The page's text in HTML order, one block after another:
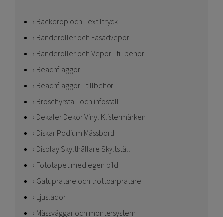
Backdrop och Textiltryck
Banderoller och Fasadvepor
Banderoller och Vepor - tillbehör
Beachflaggor
Beachflaggor - tillbehör
Broschyrställ och infoställ
Dekaler Dekor Vinyl Klistermärken
Diskar Podium Mässbord
Display Skylthållare Skyltställ
Fototapet med egen bild
Gatupratare och trottoarpratare
Ljuslådor
Mässväggar och montersystem